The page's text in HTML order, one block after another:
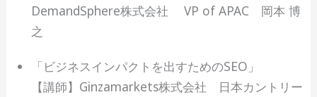
DemandSphere株式会社 VP of APAC 岡本 博
之
「ビジネスインパクトを出すためのSEO」
【講師】Ginzamarkets株式会社 日本カントリー